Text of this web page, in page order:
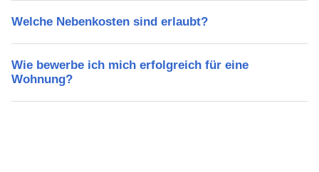
Welche Nebenkosten sind erlaubt?
Wie bewerbe ich mich erfolgreich für eine
Wohnung?